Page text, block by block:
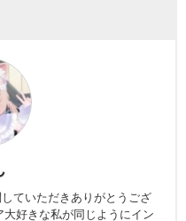
ていただきありがとうござ
好きな私が同じようにイン